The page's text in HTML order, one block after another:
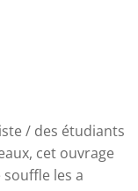
/ des étudiants
cet ouvrage
les a